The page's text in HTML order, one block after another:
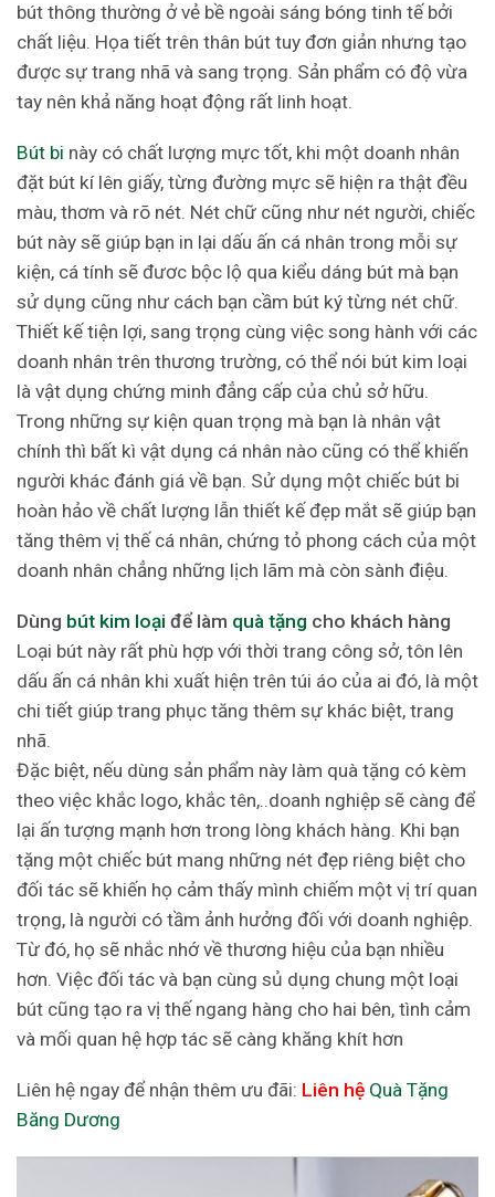
bút thông thường ở vẻ bề ngoài sáng bóng tinh tế bởi
chất liệu. Họa tiết trên thân bút tuy đơn giản nhưng tạo
được sự trang nhã và sang trọng. Sản phẩm có độ vừa
tay nên khả năng hoạt động rất linh hoạt.
Bút bi này có chất lượng mực tốt, khi một doanh nhân
đặt bút kí lên giấy, từng đường mực sẽ hiện ra thật đều
màu, thơm và rõ nét. Nét chữ cũng như nét người, chiếc
bút này sẽ giúp bạn in lại dấu ấn cá nhân trong mỗi sự
kiện, cá tính sẽ đươc bộc lộ qua kiểu dáng bút mà bạn
sử dụng cũng như cách bạn cầm bút ký từng nét chữ.
Thiết kế tiện lợi, sang trọng cùng việc song hành với các
doanh nhân trên thương trường, có thể nói bút kim loại
là vật dụng chứng minh đẳng cấp của chủ sở hữu.
Trong những sự kiện quan trọng mà bạn là nhân vật
chính thì bất kì vật dụng cá nhân nào cũng có thể khiến
người khác đánh giá về bạn. Sử dụng một chiếc bút bi
hoàn hảo về chất lượng lẫn thiết kế đẹp mắt sẽ giúp bạn
tăng thêm vị thế cá nhân, chứng tỏ phong cách của một
doanh nhân chẳng những lịch lãm mà còn sành điệu.
Dùng bút kim loại để làm quà tặng cho khách hàng
Loại bút này rất phù hợp với thời trang công sở, tôn lên
dấu ấn cá nhân khi xuất hiện trên túi áo của ai đó, là một
chi tiết giúp trang phục tăng thêm sự khác biệt, trang
nhã.
Đặc biệt, nếu dùng sản phẩm này làm quà tặng có kèm
theo việc khắc logo, khắc tên,..doanh nghiệp sẽ càng để
lại ấn tượng mạnh hơn trong lòng khách hàng. Khi bạn
tặng một chiếc bút mang những nét đẹp riêng biệt cho
đối tác sẽ khiến họ cảm thấy mình chiếm một vị trí quan
trọng, là người có tầm ảnh hưởng đối với doanh nghiệp.
Từ đó, họ sẽ nhắc nhớ về thương hiệu của bạn nhiều
hơn. Việc đối tác và bạn cùng sủ dụng chung một loại
bút cũng tạo ra vị thế ngang hàng cho hai bên, tình cảm
và mối quan hệ hợp tác sẽ càng khăng khít hơn
Liên hệ ngay để nhận thêm ưu đãi: Liên hệ Quà Tặng
Băng Dương